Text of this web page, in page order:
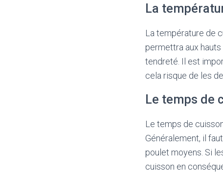
La
La température de
permettra aux
tendreté. Il est
cela risque de les
Le temps de
Le temps de
Généralement, il
poulet moyens. Si
cuisson en